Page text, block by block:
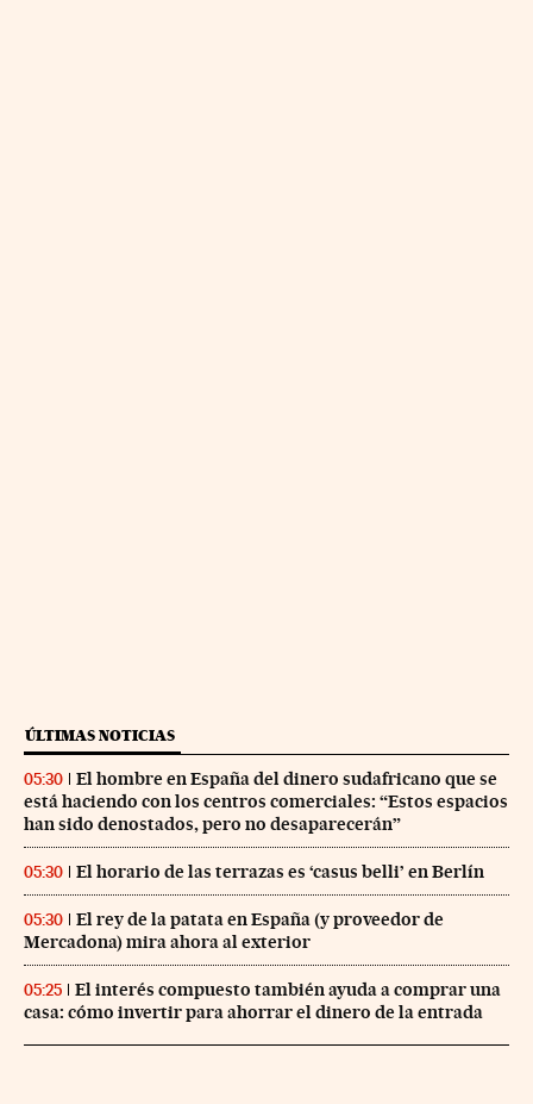
ÚLTIMAS NOTICIAS
05:30
El hombre en España del dinero sudafricano que se
está haciendo con los centros comerciales: “Estos espacios
han sido denostados, pero no desaparecerán”
05:30 El horario de las terrazas es ‘casus belli’ en Berlín
05:30
El rey de la patata en España (y proveedor de
Mercadona) mira ahora al exterior
05:25
El interés compuesto también ayuda a comprar una
casa: cómo invertir para ahorrar el dinero de la entrada